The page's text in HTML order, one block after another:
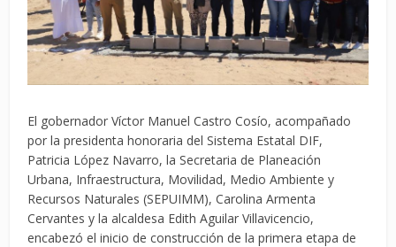
El gobernador Víctor Manuel Castro Cosío, acompañado
por la presidenta honoraria del Sistema Estatal DIF,
Patricia López Navarro, la Secretaria de Planeación
Urbana, Infraestructura, Movilidad, Medio Ambiente y
Recursos Naturales (SEPUIMM), Carolina Armenta
Cervantes y la alcaldesa Edith Aguilar Villavicencio,
encabezó el inicio de construcción de la primera etapa de